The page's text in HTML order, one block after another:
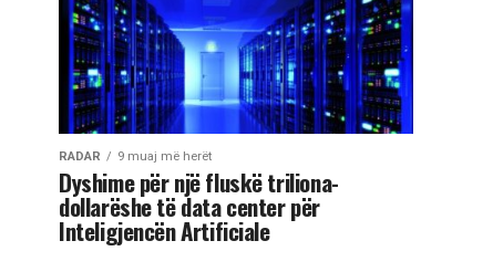
RADAR 9 muaj më herët
Dyshime për një fluskë triliona-
dollarëshe të data center për
Inteligjencën Artificiale